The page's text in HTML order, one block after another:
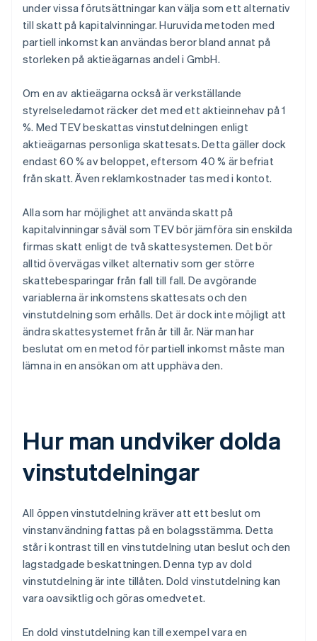
under vissa förutsättningar kan välja som ett alternativ
till skatt på kapitalvinningar. Huruvida metoden med
partiell inkomst kan användas beror bland annat på
storleken på aktieägarnas andel i GmbH.
Om en av aktieägarna också är verkställande
styrelseledamot räcker det med ett aktieinnehav på 1
%. Med TEV beskattas vinstutdelningen enligt
aktieägarnas personliga skattesats. Detta gäller dock
endast 60 % av beloppet, eftersom 40 % är befriat
från skatt. Även reklamkostnader tas med i kontot.
Alla som har möjlighet att använda skatt på
kapitalvinningar såväl som TEV bör jämföra sin enskilda
firmas skatt enligt de två skattesystemen. Det bör
alltid övervägas vilket alternativ som ger större
skattebesparingar från fall till fall. De avgörande
variablerna är inkomstens skattesats och den
vinstutdelning som erhålls. Det är dock inte möjligt att
ändra skattesystemet från år till år. När man har
beslutat om en metod för partiell inkomst måste man
lämna in en ansökan om att upphäva den.
Hur man undviker dolda
vinstutdelningar
All öppen vinstutdelning kräver att ett beslut om
vinstanvändning fattas på en bolagsstämma. Detta
står i kontrast till en vinstutdelning utan beslut och den
lagstadgade beskattningen. Denna typ av dold
vinstutdelning är inte tillåten. Dold vinstutdelning kan
vara oavsiktlig och göras omedvetet.
En dold vinstutdelning kan till exempel vara en